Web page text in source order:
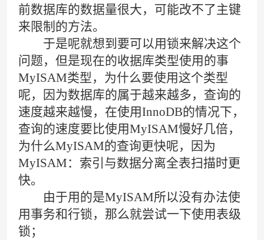
前数据库的数据量很大，可能改不了主键
来限制的方法。
于是呢就想到要可以用锁来解决这个
问题，但是现在的收据库类型使用的事
MyISAM类型，为什么要使用这个类型
呢，因为数据库的属于越来越多，查询的
速度越来越慢，在使用InnoDB的情况下，
查询的速度要比使用MyISAM慢好几倍，
为什么MyISAM的查询更快呢，因为
MyISAM：索引与数据分离全表扫描时更
快。
由于用的是MyISAM所以没有办法使
用事务和行锁，那么就尝试一下使用表级
锁；